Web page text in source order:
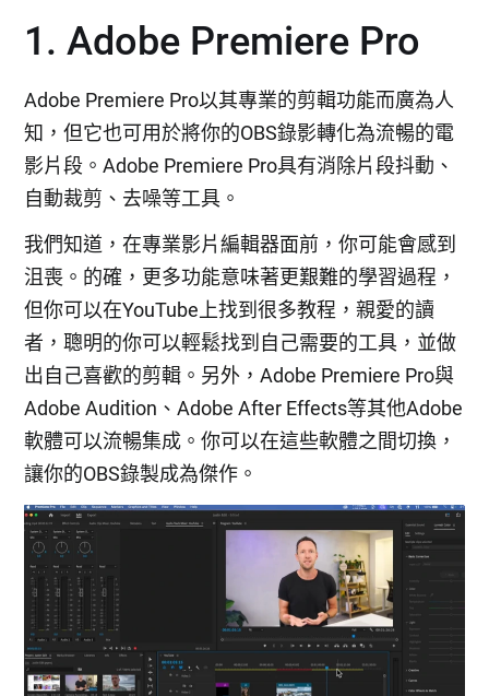
1. Adobe Premiere Pro
Adobe Premiere Pro以其專業的剪輯功能而廣為人
知，但它也可用於將你的OBS錄影轉化為流暢的電
影片段。Adobe Premiere Pro具有消除片段抖動、
自動裁剪、去噪等工具。
我們知道，在專業影片編輯器面前，你可能會感到
沮喪。的確，更多功能意味著更艱難的學習過程，
但你可以在YouTube上找到很多教程，親愛的讀
者，聰明的你可以輕鬆找到自己需要的工具，並做
出自己喜歡的剪輯。另外，Adobe Premiere Pro與
Adobe Audition、Adobe After Effects等其他Adobe
軟體可以流暢集成。你可以在這些軟體之間切換，
讓你的OBS錄製成為傑作。